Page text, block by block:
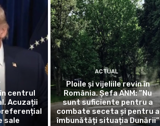
centrul
Acuzații
sale
ACTUAL
Ploile și vijeliile revin în
România. Șefa ANM: ”Nu
sunt suficiente pentru a
combate seceta și pentru a
îmbunătăți situația Dunării”